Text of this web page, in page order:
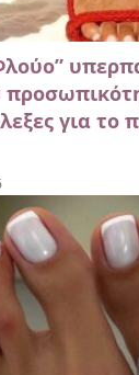
για το